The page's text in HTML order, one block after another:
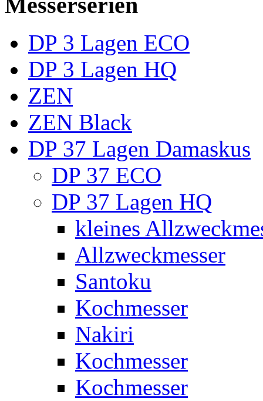
DP 3 Lagen ECO
DP 3 Lagen HQ
ZEN
ZEN Black
DP 37 Lagen Damaskus
DP 37 ECO
DP 37 Lagen HQ
kleines
Allzweckmesser
Santoku
Kochmesser
Nakiri
Kochmesser
Kochmesser